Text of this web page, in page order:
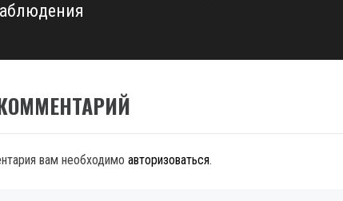
вам необходимо авторизоваться.